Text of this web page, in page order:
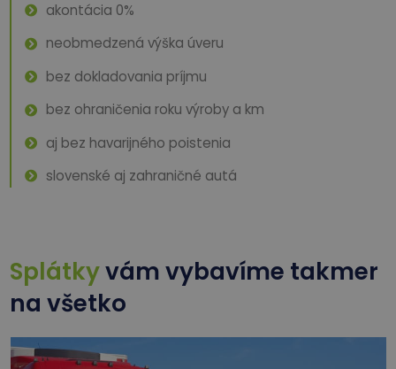
akontácia 0%
neobmedzená výška úveru
bez dokladovania príjmu
bez ohraničenia roku výroby a km
aj bez havarijného poistenia
slovenské aj zahraničné autá
Splátkyvám vybavíme takmer
na všetko